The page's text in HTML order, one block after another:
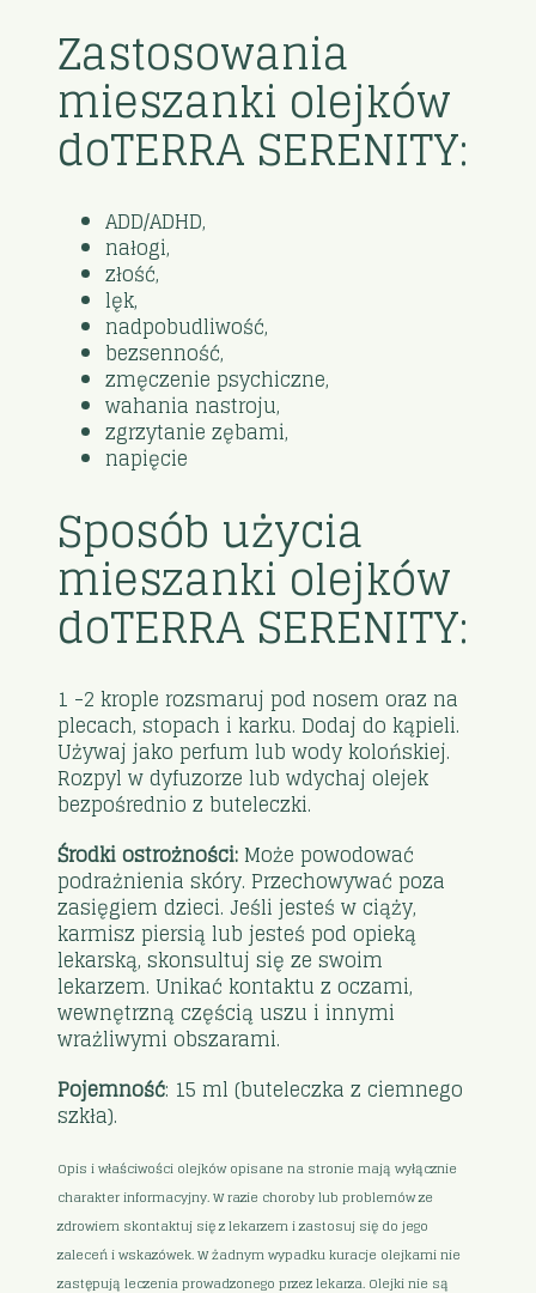
Zastosowania
mieszanki olejków
doTERRA SERENITY:
ADD/ADHD,
nałogi,
złość,
lęk,
nadpobudliwość,
bezsenność,
zmęczenie psychiczne,
wahania nastroju,
zgrzytanie zębami,
napięcie
Sposób użycia
mieszanki olejków
doTERRA SERENITY:
1 -2 krople rozsmaruj pod nosem oraz na
plecach, stopach i karku. Dodaj do kąpieli.
Używaj jako perfum lub wody kolońskiej.
Rozpyl w dyfuzorze lub wdychaj olejek
bezpośrednio z buteleczki.
Środki ostrożności: Może powodować
podrażnienia skóry. Przechowywać poza
zasięgiem dzieci. Jeśli jesteś w ciąży,
karmisz piersią lub jesteś pod opieką
lekarską, skonsultuj się ze swoim
lekarzem. Unikać kontaktu z oczami,
wewnętrzną częścią uszu i innymi
wrażliwymi obszarami.
Pojemność: 15 ml (buteleczka z ciemnego
szkła).
Opis i właściwości olejków opisane na stronie mają wyłącznie
charakter informacyjny. W razie choroby lub problemów ze
zdrowiem skontaktuj się z lekarzem i zastosuj się do jego
zaleceń i wskazówek. W żadnym wypadku kuracje olejkami nie
zastępują leczenia prowadzonego przez lekarza. Olejki nie są